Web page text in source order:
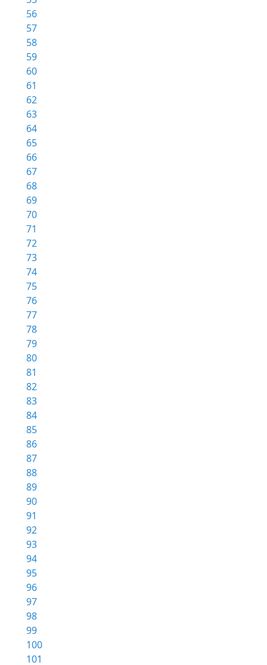
56
57
58
59
60
61
62
63
64
65
66
67
68
69
70
71
72
73
74
75
76
77
78
79
80
81
82
83
84
85
86
87
88
89
90
91
92
93
94
95
96
97
98
99
100
101